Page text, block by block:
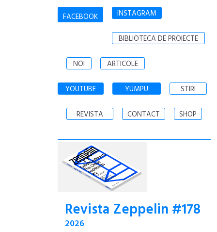
FACEBOOK INSTAGRAM
BIBLIOTECA DE PROIECTE
NOI ARTICOLE
YOUTUBE YUMPU STIRI
REVISTA CONTACT SHOP
Revista Zeppelin #178
2026